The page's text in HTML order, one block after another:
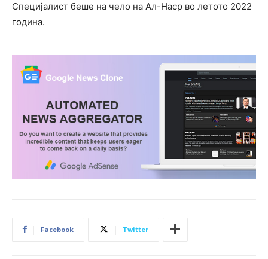
Специјалист беше на чело на Ал-Наср во летото 2022
година.
Facebook Twitter